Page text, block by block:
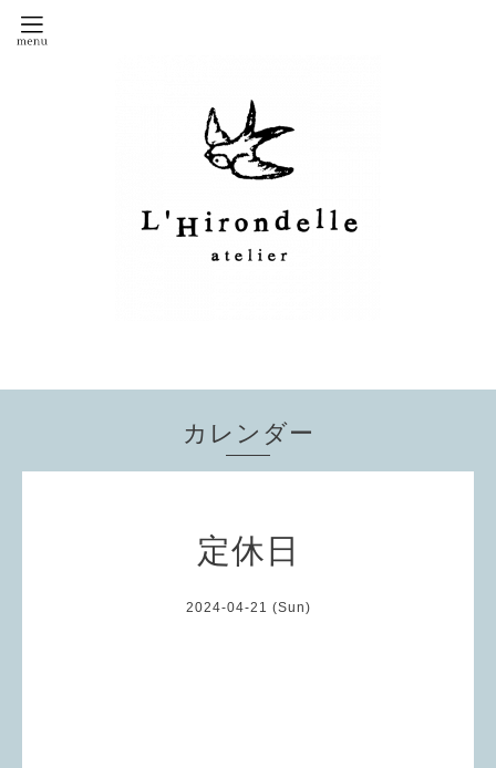
カレンダー
定休日
2024-04-21 (Sun)